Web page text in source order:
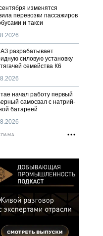
изменятся
перевозки пассажиров
и такси
разрабатывает
силовую установку
семейства К6
начал работу первый
самосвал с натрий-
батареей